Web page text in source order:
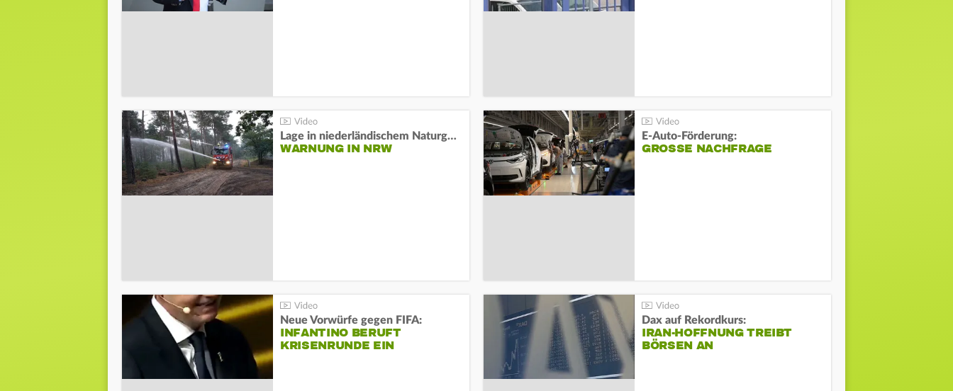
Lage in niederländischem Naturgebiet stabil
WARNUNG IN NRW
E-Auto-Förderung:
GROSSE NACHFRAGE
Neue Vorwürfe gegen FIFA:
INFANTINO BERUFT
KRISENRUNDE EIN
Dax auf Rekordkurs:
IRAN-HOFFNUNG TREIBT
BÖRSEN AN